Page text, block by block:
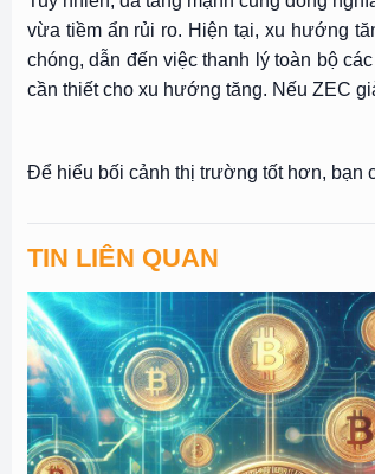
vừa tiềm ẩn rủi ro. Hiện tại, xu hướng
chóng, dẫn đến việc thanh lý toàn bộ
cần thiết cho xu hướng tăng. Nếu ZEC
Để hiểu bối cảnh thị trường tốt hơn, bạn
TIN LIÊN QUAN